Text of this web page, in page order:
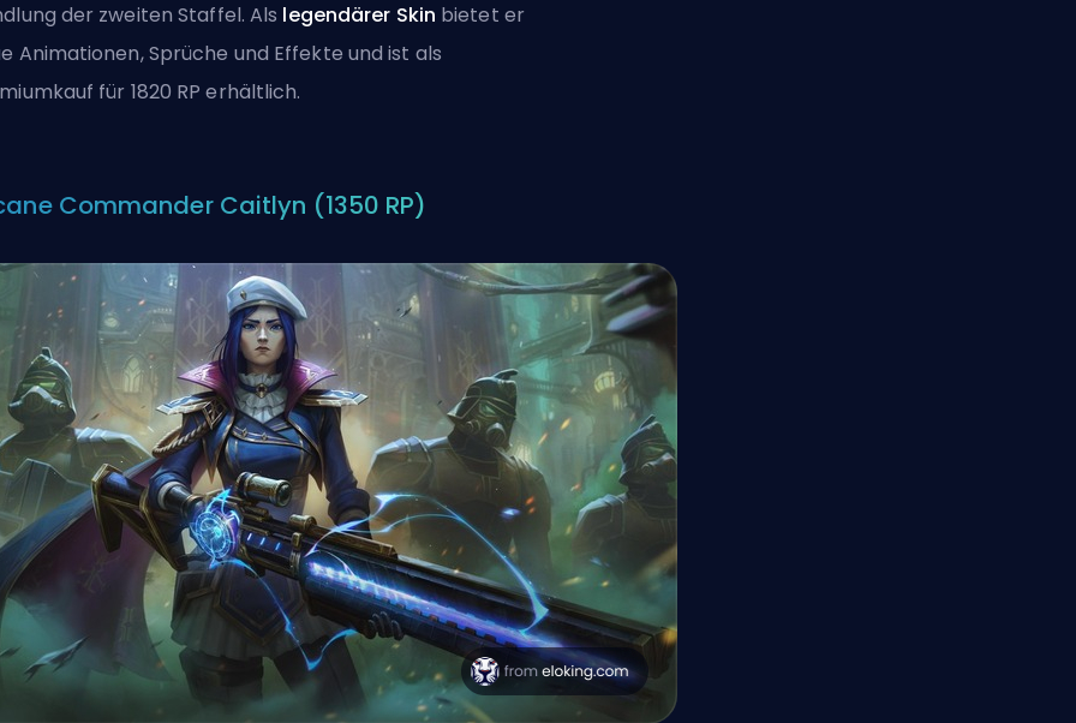
der zweiten Staffel. Als legendärer Skin bietet er
Animationen, Sprüche und Effekte und ist als
für 1820 RP erhältlich.
Commander Caitlyn (1350 RP)